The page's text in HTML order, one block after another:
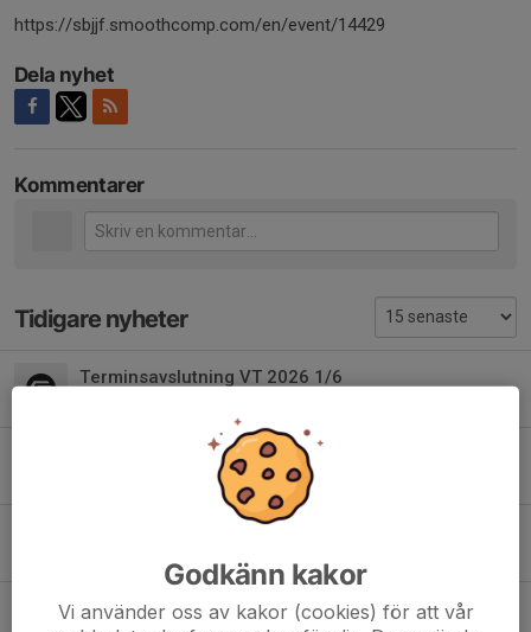
https://sbjjf.smoothcomp.com/en/event/14429
Dela nyhet
Kommentarer
Tidigare nyheter
Terminsavslutning VT 2026 1/6
Terminstart VT2026
Godkänn kakor
Vi använder oss av kakor (cookies) för att vår